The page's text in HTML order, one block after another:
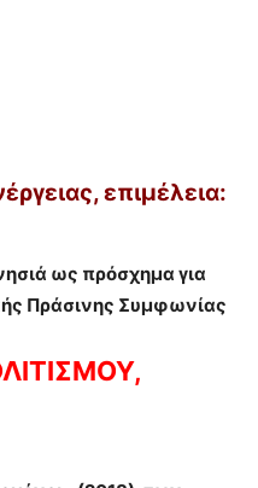
επιμέλεια:
ως πρόσχημα για
Πράσινης Συμφωνίας